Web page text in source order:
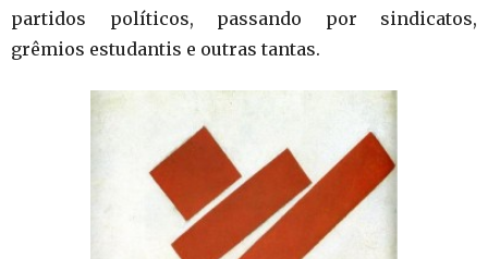
partidos políticos, passando por sindicatos,
grêmios estudantis e outras tantas.